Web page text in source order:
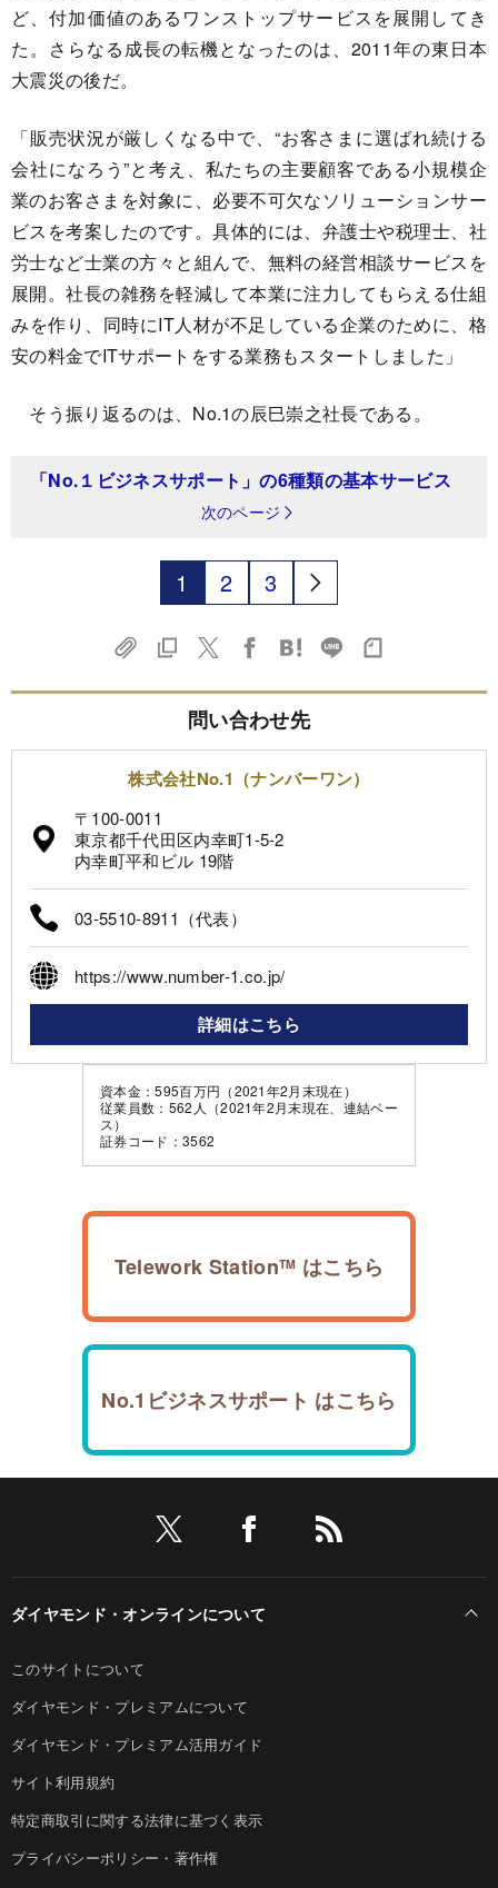
ど、付加価値のあるワンストップサービスを展開してき
た。さらなる成長の転機となったのは、2011年の東日本
大震災の後だ。
「販売状況が厳しくなる中で、“お客さまに選ばれ続ける
会社になろう”と考え、私たちの主要顧客である小規模企
業のお客さまを対象に、必要不可欠なソリューションサー
ビスを考案したのです。具体的には、弁護士や税理士、社
労士など士業の方々と組んで、無料の経営相談サービスを
展開。社長の雑務を軽減して本業に注力してもらえる仕組
みを作り、同時にIT人材が不足している企業のために、格
安の料金でITサポートをする業務もスタートしました」
そう振り返るのは、No.1の辰巳崇之社長である。
「No.１ビジネスサポート」の6種類の基本サービス
次のページ
1 2 3
問い合わせ先
株式会社No.1（ナンバーワン）
〒100-0011
東京都千代田区内幸町1-5-2
内幸町平和ビル 19階
03-5510-8911（代表）
https://www.number-1.co.jp/
詳細はこちら
資本金：595百万円（2021年2月末現在）
従業員数：562人（2021年2月末現在、連結ベー
ス）
証券コード：3562
Telework StationTM はこちら
No.1ビジネスサポート はこちら
ダイヤモンド・オンラインについて
このサイトについて
ダイヤモンド・プレミアムについて
ダイヤモンド・プレミアム活用ガイド
サイト利用規約
特定商取引に関する法律に基づく表示
プライバシーポリシー・著作権